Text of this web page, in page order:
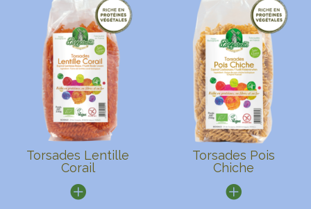
Torsades Lentille
Corail
Torsades Pois
Chiche